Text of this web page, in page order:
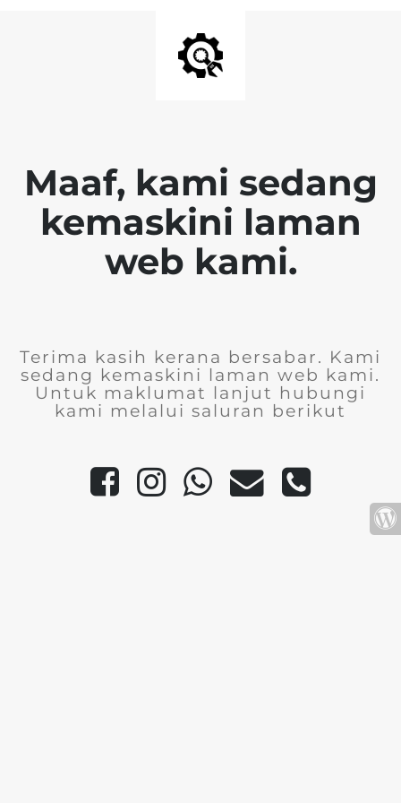
Maaf, kami sedang
kemaskini laman
web kami.
Terima kasih kerana bersabar. Kami
sedang kemaskini laman web kami.
Untuk maklumat lanjut hubungi
kami melalui saluran berikut